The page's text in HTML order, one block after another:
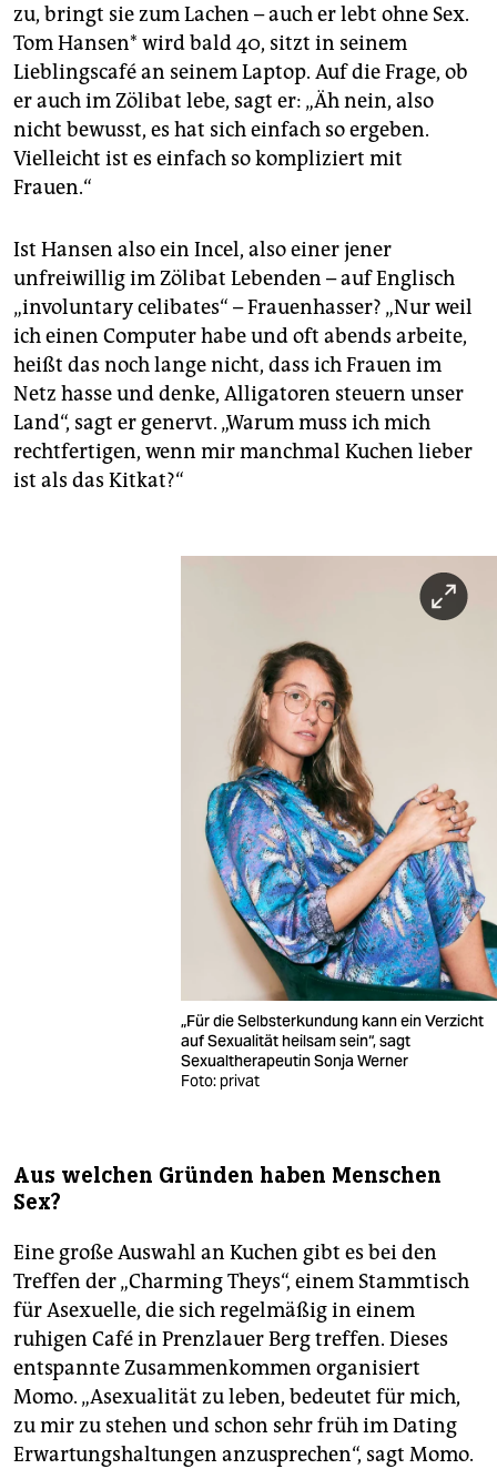
zu, bringt sie zum Lachen – auch er lebt ohne Sex.
Tom Hansen* wird bald 40, sitzt in seinem
Lieblingscafé an seinem Laptop. Auf die Frage, ob
er auch im Zölibat lebe, sagt er: „Äh nein, also
nicht bewusst, es hat sich einfach so ergeben.
Vielleicht ist es einfach so kompliziert mit
Frauen.“
Ist Hansen also ein Incel, also einer jener
unfreiwillig im Zölibat Lebenden – auf Englisch
„involuntary celibates“ – Frauenhasser? „Nur weil
ich einen Computer habe und oft abends arbeite,
heißt das noch lange nicht, dass ich Frauen im
Netz hasse und denke, Alligatoren steuern unser
Land“, sagt er genervt. „Warum muss ich mich
rechtfertigen, wenn mir manchmal Kuchen lieber
ist als das Kitkat?“
„Für die Selbsterkundung kann ein Verzicht
auf Sexualität heilsam sein“, sagt
Sexualtherapeutin Sonja Werner
Foto: privat
Aus welchen Gründen haben Menschen
Sex?
Eine große Auswahl an Kuchen gibt es bei den
Treffen der „Charming Theys“, einem Stammtisch
für Asexuelle, die sich regelmäßig in einem
ruhigen Café in Prenzlauer Berg treffen. Dieses
entspannte Zusammenkommen organisiert
Momo. „Asexualität zu leben, bedeutet für mich,
zu mir zu stehen und schon sehr früh im Dating
Erwartungshaltungen anzusprechen“, sagt Momo.